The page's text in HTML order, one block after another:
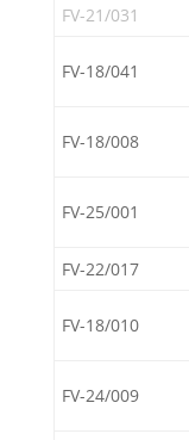
FV-21/031
FV-18/041
FV-18/008
FV-25/001
FV-22/017
FV-18/010
FV-24/009